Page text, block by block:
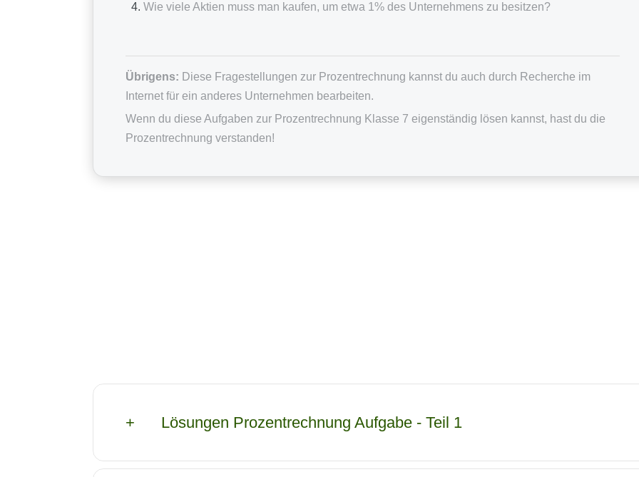
Wie viele Aktien muss man kaufen, um etwa 1% des Unternehmens zu besitzen?
Übrigens: Diese Fragestellungen zur Prozentrechnung kannst du auch durch Recherche im
Internet für ein anderes Unternehmen bearbeiten.
Wenn du diese Aufgaben zur Prozentrechnung Klasse 7 eigenständig lösen kannst, hast du die
Prozentrechnung verstanden!
Lösungen Prozentrechnung Aufgabe - Teil 1